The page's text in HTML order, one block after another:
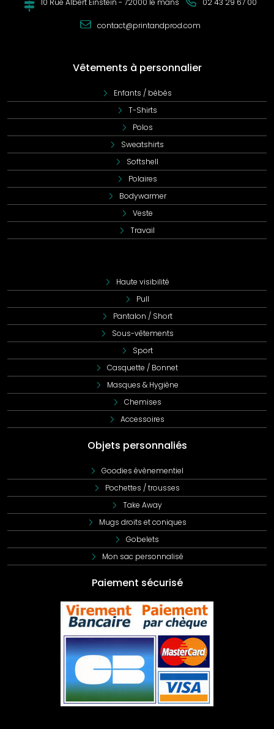
10 Rue Albert Einstein - 72000 le mans 02 43 29 67 00
contact@printandprod.com
Vêtements à personnalier
Enfants / bébés
T-Shirts
Polos
Sweatshirts
Softshell
Polaires
Bodywarmer
Veste
Travail
Haute visibilité
Pull
Pantalon / Short
Sous-vêtements
Sport
Casquette / Bonnet
Masques & Hygiène
Chemises
Accessoires
Objets personnaliés
Goodies évènementiel
Pochettes / trousses
Take Away
Mugs droits et coniques
Gobelets
Mon sac personnalisé
Paiement sécurisé